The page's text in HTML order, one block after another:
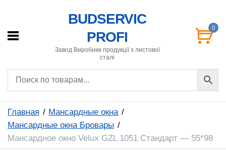
BUDSERVIC
PROFI
Завод Виробник продукції з листової
сталі
0
Главная
Мансардные окна
Мансардные окна Бровары
Мансардное окно Velux GZL 1051 Стандарт — 55*98